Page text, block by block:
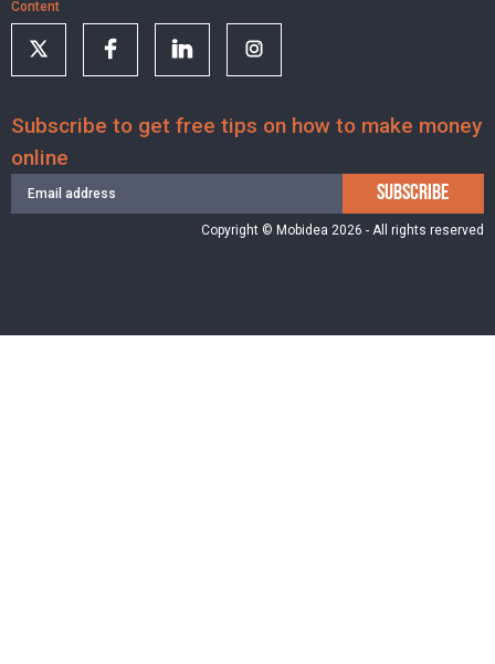
Content
Subscribe to get free tips on how to make money
online
SUBSCRIBE
Copyright © Mobidea 2026 - All rights reserved